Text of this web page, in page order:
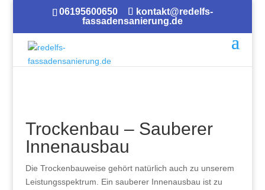
06195600650
kontakt@redelfs-
fassadensanierung.de
Trockenbau – Sauberer
Innenausbau
Die Trockenbauweise gehört natürlich auch zu unserem
Leistungsspektrum. Ein sauberer Innenausbau ist zu